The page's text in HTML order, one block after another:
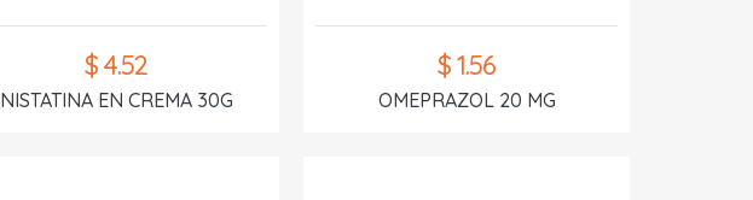
$ 4.52
NISTATINA EN CREMA 30G
$ 1.56
OMEPRAZOL 20 MG